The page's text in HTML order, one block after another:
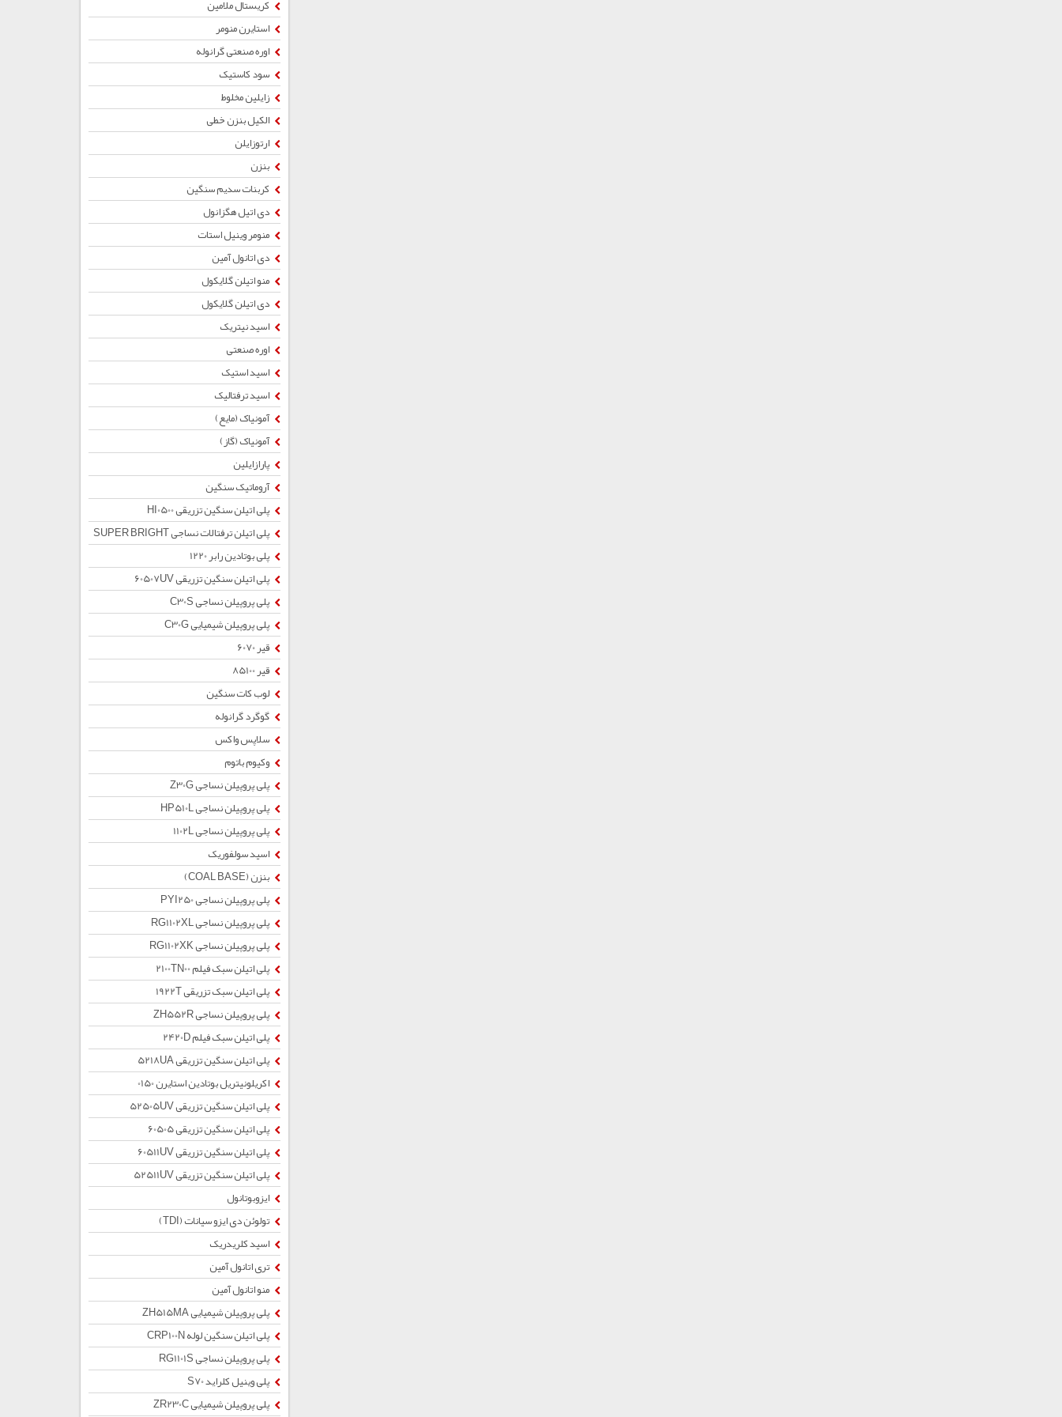
کریستال ملامین
استایرن منومر
اوره صنعتی گرانوله
سود کاستیک
زایلین مخلوط
الکیل بنزن خطی
ارتوزایلن
بنزن
کربنات سدیم سنگین
دی اتیل هگزانول
منومر وینیل استات
دی اتانول آمین
منو اتیلن گلایکول
دی اتیلن گلایکول
اسید نیتریک
اوره صنعتی
اسید استیک
اسید ترفتالیک
آمونیاک (مایع)
آمونیاک (گاز)
پارازایلین
آروماتیک سنگین
پلی اتیلن سنگین تزریقی HI0500
پلی اتیلن ترفتالات نساجی SUPER BRIGHT
پلی بوتادین رابر 1220
پلی اتیلن سنگین تزریقی 60507UV
پلی پروپیلن نساجی C30S
پلی پروپیلن شیمیایی C30G
قیر 6070
قیر 85100
لوب کات سنگین
گوگرد گرانوله
سلاپس واکس
وکیوم باتوم
پلی پروپیلن نساجی Z30G
پلی پروپیلن نساجی HP510L
پلی پروپیلن نساجی 1102L
اسید سولفوریک
بنزن (COAL BASE)
پلی پروپیلن نساجی PYI250
پلی پروپیلن نساجی RG1102XL
پلی پروپیلن نساجی RG1102XK
پلی اتیلن سبک فیلم 2100TN00
پلی اتیلن سبک تزریقی 1922T
پلی پروپیلن نساجی ZH552R
پلی اتیلن سبک فیلم 2420D
پلی اتیلن سنگین تزریقی 5218UA
اکریلونیتریل بوتادین استایرن 0150
پلی اتیلن سنگین تزریقی 52505UV
پلی اتیلن سنگین تزریقی 60505
پلی اتیلن سنگین تزریقی 60511UV
پلی اتیلن سنگین تزریقی 52511UV
ایزوبوتانول
تولوئن دی ایزو سیانات (TDI)
اسید کلریدریک
تری اتانول آمین
منو اتانول آمین
پلی پروپیلن شیمیایی ZH515MA
پلی اتیلن سنگین لوله CRP100N
پلی پروپیلن نساجی RG1101S
پلی وینیل کلراید S70
پلی پروپیلن شیمیایی ZR230C